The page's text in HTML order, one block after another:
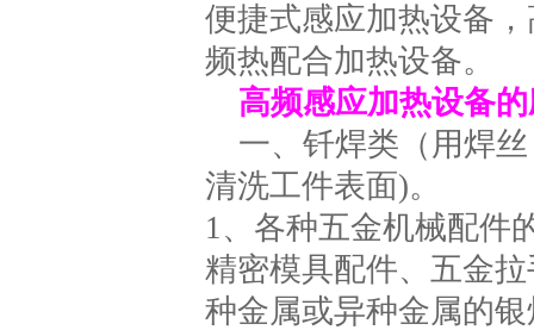
便捷式感应加热设备
频热配合加热设备。
高频感应加热设备
一、钎焊类（用焊
清洗工件表面)。
1、各种五金机械配件
精密模具配件、五金
种金属或异种金属的